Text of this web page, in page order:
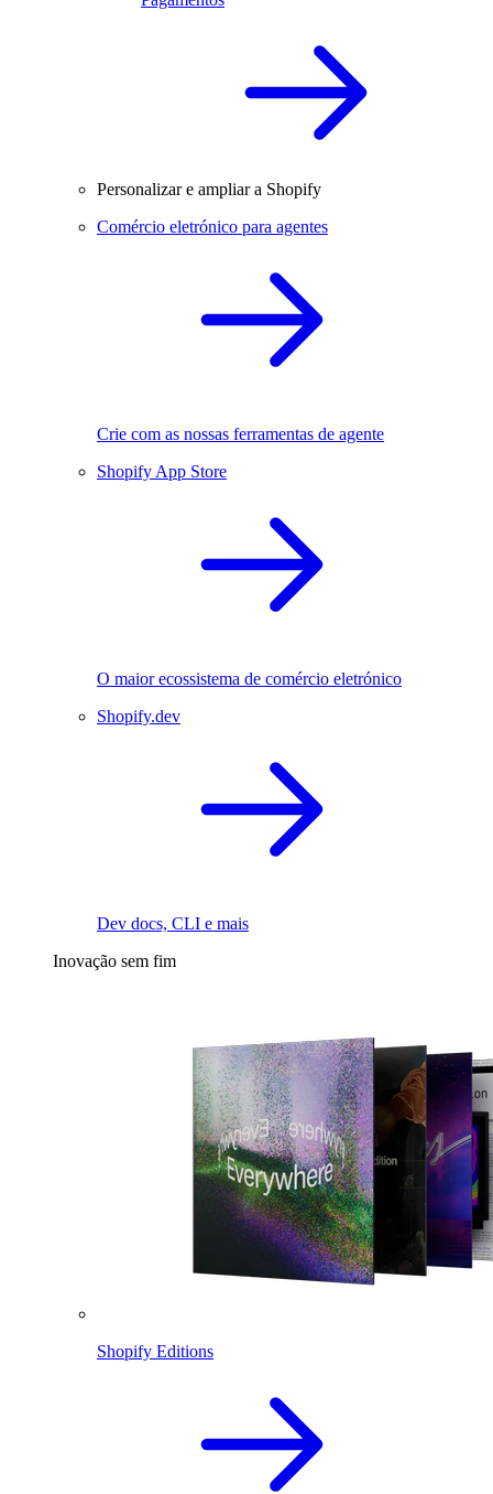
Personalizar e ampliar a Shopify
Comércio eletrónico para agentes
Crie com as nossas ferramentas de agente
Shopify App Store
O maior ecossistema de comércio eletrónico
Shopify.dev
Dev docs, CLI e mais
Inovação sem fim
Shopify Editions